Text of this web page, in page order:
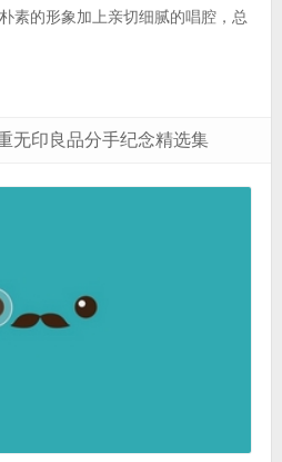
素的形象加上亲切细腻的唱腔，总
无印良品分手纪念精选集